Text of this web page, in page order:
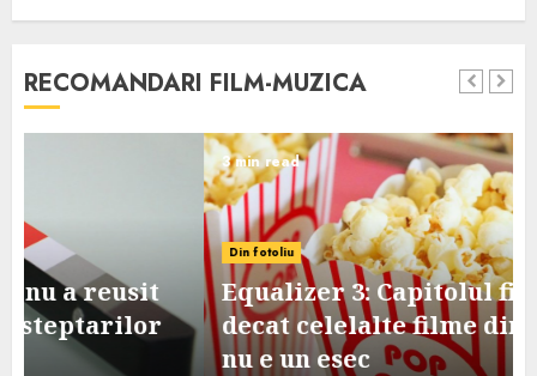
RECOMANDARI FILM-MUZICA
Din fotoliu
Equalizer 3: Capitolul final, mai slab
decat celelalte filme din serie, dar
nu e un esec